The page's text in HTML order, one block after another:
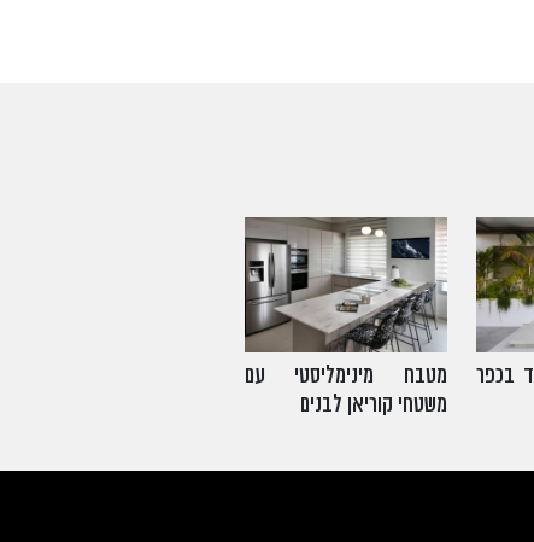
בכפר
מטבח מינימליסטי עם
משטחי קוריאן לבנים